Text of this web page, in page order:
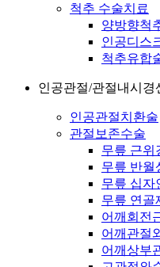
척추 수술치료
양방향척
인공디스
척추유합
인공관절/관절내시경
인공관절치환술
관절보존수술
무릎 근위
무릎 반월
무릎 십자
무릎 연골
어깨회전
어깨관절
어깨상부